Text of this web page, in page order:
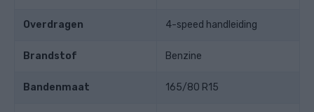
Overdragen 4-speed handleiding
Brandstof Benzine
Bandenmaat 165/80 R15